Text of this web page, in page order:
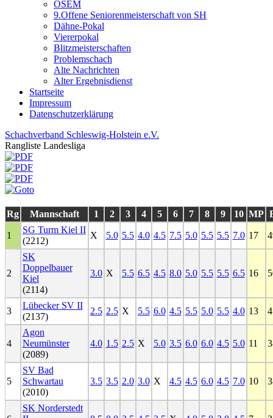
OSEM
9.Offene Seniorenmeisterschaft von SH
Dähne-Pokal
Viererpokal
Blitzmeisterschaften
Problemschach
Alte Nachrichten
Alter Ergebnisdienst
Startseite
Impressum
Datenschutzerklärung
Schachverband Schleswig-Holstein e.V.
Rangliste Landesliga
Rg Mannschaft 1 2 3 4 5 6 7 8 9 10 MP
1
SG Turm Kiel II
(2212)
X 5.0 5.5 4.0 4.5 7.5 5.0 5.5 5.5 7.0 17
2
SK
Doppelbauer
Kiel
(2114)
3.0 X 5.5 6.5 4.5 8.0 5.0 5.5 5.5 6.5 16
3
Lübecker SV II
(2137)
2.5 2.5 X 5.5 6.0 4.5 5.5 5.0 5.5 4.0 13
4
Agon
Neumünster
(2089)
4.0 1.5 2.5 X 5.0 3.5 6.0 6.0 4.5 5.0 11
5
SV Bad
Schwartau
(2010)
3.5 3.5 2.0 3.0 X 4.5 4.5 6.0 4.5 7.0 10
SK Norderstedt